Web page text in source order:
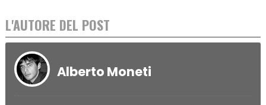
L'AUTORE DEL POST
Alberto Moneti